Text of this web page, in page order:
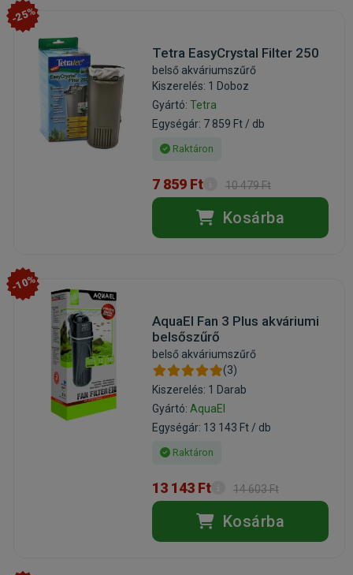
-25%
Tetra EasyCrystal Filter 250
belső akváriumszűrő
Kiszerelés: 1 Doboz
Gyártó: Tetra
Egységár: 7 859 Ft / db
Raktáron
7 859 Ft 10 479 Ft
Kosárba
-10%
AquaEl Fan 3 Plus akváriumi
belsőszűrő
belső akváriumszűrő
(3)
Kiszerelés: 1 Darab
Gyártó: AquaEl
Egységár: 13 143 Ft / db
Raktáron
13 143 Ft 14 603 Ft
Kosárba